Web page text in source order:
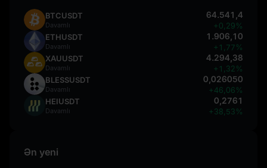
BTCUSDT
Davamlı
64.541,4
+0,29%
ETHUSDT
Davamlı
1.906,10
+1,77%
XAUUSDT
Davamlı
4.294,38
+1,32%
BLESSUSDT
Davamlı
0,026050
+46,06%
HEIUSDT
Davamlı
0,2761
+38,53%
Ən yeni